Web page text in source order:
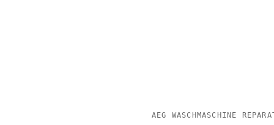
AEG WASCHMASCHINE